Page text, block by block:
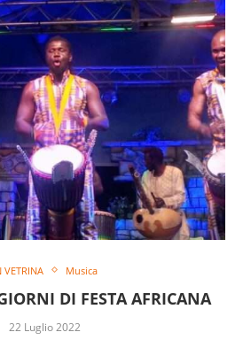
VETRINA Musica
DI FESTA AFRICANA
22 Luglio 2022